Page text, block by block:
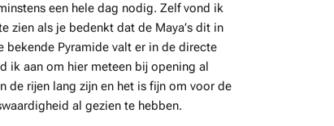
een hele dag nodig. Zelf vond ik
zien als je bedenkt dat de Maya’s dit in
bekende Pyramide valt er in de directe
ik aan om hier meteen bij opening al
de rijen lang zijn en het is fijn om voor de
al gezien te hebben.